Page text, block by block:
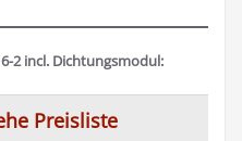
2 incl. Dichtungsmodul:
Preisliste